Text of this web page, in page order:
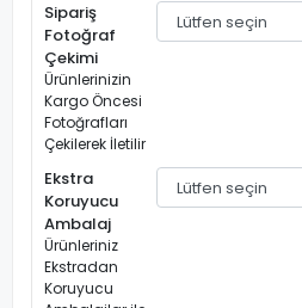
Sipariş
Fotoğraf
Çekimi
Ürünlerinizin
Kargo Öncesi
Fotoğrafları
Çekilerek İletilir
Ekstra
Koruyucu
Ambalaj
Ürünleriniz
Ekstradan
Koruyucu